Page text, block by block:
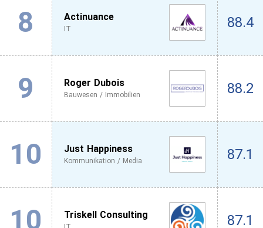
8 Actinuance
IT 88.4
9 Roger Dubois
Bauwesen / Immobilien 88.2
10 Just Happiness
Kommunikation / Media 87.1
10 Triskell Consulting 87.1